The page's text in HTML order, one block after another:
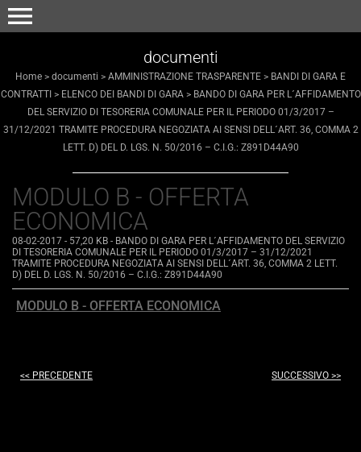
menu
documenti
Home > documenti > AMMINISTRAZIONE TRASPARENTE > BANDI DI GARA E
CONTRATTI > ELENCO DEI BANDI DI GARA> BANDO DI GARA PER L´AFFIDAMENTO
DEL SERVIZIO DI TESORERIA COMUNALE PER IL PERIODO 01/3/2017 –
31/12/2021 TRAMITE PROCEDURA NEGOZIATA AI SENSI DELL´ART. 36, COMMA 2
LETT. D) DEL D. LGS. N. 50/2016 – C.I.G.: Z891D44A90
MODULO B - OFFERTA
ECONOMICA
08-02-2017 - 57,20 KB - BANDO DI GARA PER L´AFFIDAMENTO DEL SERVIZIO
DI TESORERIA COMUNALE PER IL PERIODO 01/3/2017 – 31/12/2021
TRAMITE PROCEDURA NEGOZIATA AI SENSI DELL´ART. 36, COMMA 2 LETT.
D) DEL D. LGS. N. 50/2016 – C.I.G.: Z891D44A90
MODULO B - OFFERTA ECONOMICA
<< PRECEDENTE SUCCESSIVO >>